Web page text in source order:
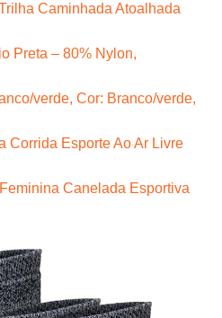
Caminhada Atoalhada
Preta – 80% Nylon,
verde, Cor: Branco/verde,
Corrida Esporte Ao Ar Livre
Canelada Esportiva